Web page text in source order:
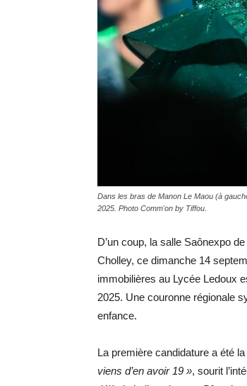
Dans les bras de Manon Le Maou (à
2025. Photo Comm'on by Tiffou.
D’un coup, la salle Saônexpo
Cholley, ce dimanche 14
immobilières au Lycée Ledoux
2025. Une couronne régionale
enfance.
La première candidature a été la
viens d’en avoir 19 », sourit